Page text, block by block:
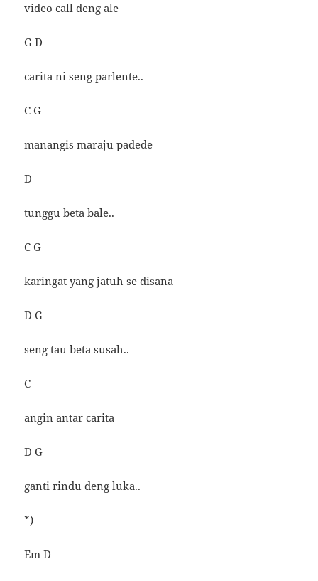
video call deng ale
G D
carita ni seng parlente..
C G
manangis maraju padede
D
tunggu beta bale..
C G
karingat yang jatuh se disana
D G
seng tau beta susah..
C
angin antar carita
D G
ganti rindu deng luka..
*)
Em D